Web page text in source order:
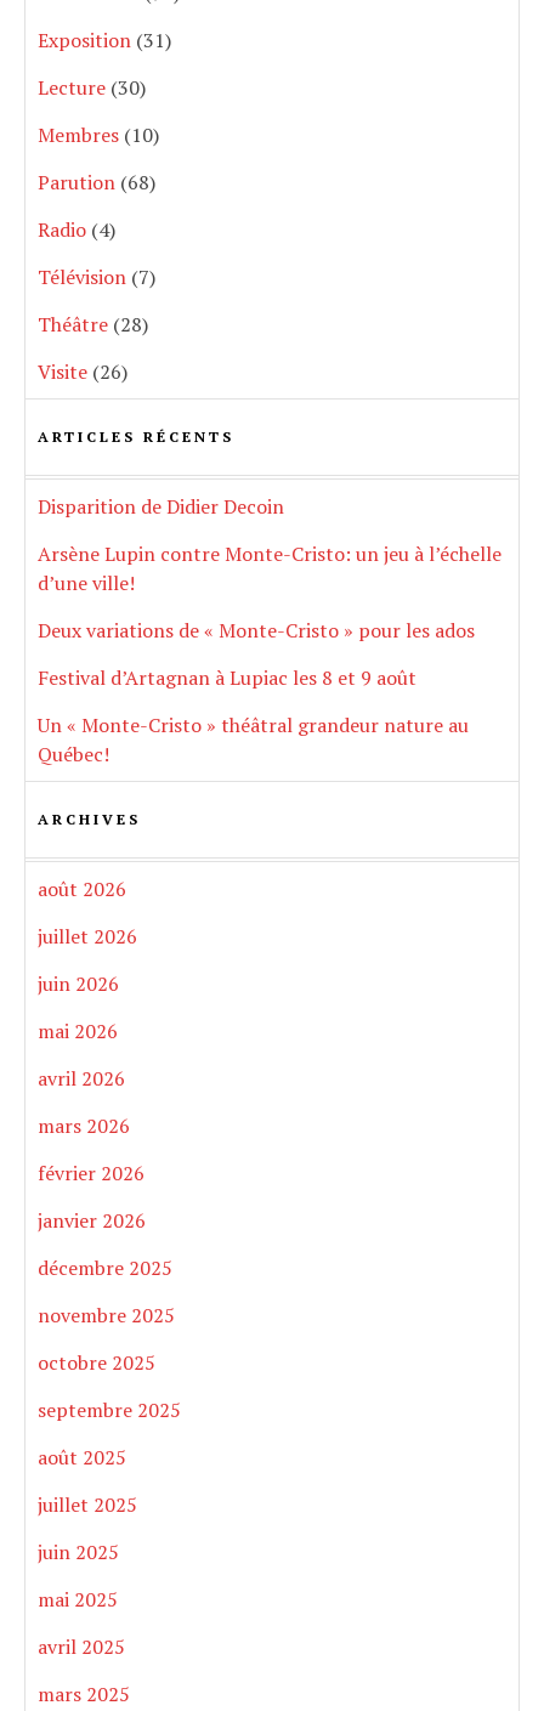
Exposition (31)
Lecture (30)
Membres (10)
Parution (68)
Radio (4)
Télévision (7)
Théâtre (28)
Visite (26)
ARTICLES RÉCENTS
Disparition de Didier Decoin
Arsène Lupin contre Monte-Cristo: un jeu à l’échelle
d’une ville!
Deux variations de « Monte-Cristo » pour les ados
Festival d’Artagnan à Lupiac les 8 et 9 août
Un « Monte-Cristo » théâtral grandeur nature au
Québec!
ARCHIVES
août 2026
juillet 2026
juin 2026
mai 2026
avril 2026
mars 2026
février 2026
janvier 2026
décembre 2025
novembre 2025
octobre 2025
septembre 2025
août 2025
juillet 2025
juin 2025
mai 2025
avril 2025
mars 2025